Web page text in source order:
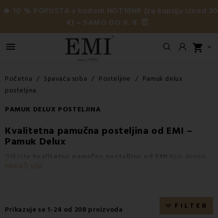
🔥 10 % POPUSTA s kodom HOT10HR (za kupnju iznad 30
€) – SAMO DO 9. 8. ⏰
 shopping_cart 
Početna Spavaća soba Posteljine
Pamuk delux
posteljina
PAMUK DELUX POSTELJINA
Kvalitetna pamučna posteljina od EMI –
Pamuk Delux
Otkrijte kvalitetnu pamučnu posteljinu od EMI
koja donosi
luksuznu udobnost i
osjetljivu kožu i
alergičare te pružaluksuzan odmor svaki dan.
PRIKAŽI VIŠE
filter_list FILTER
Prikazuje se 1-24 od 208 proizvoda